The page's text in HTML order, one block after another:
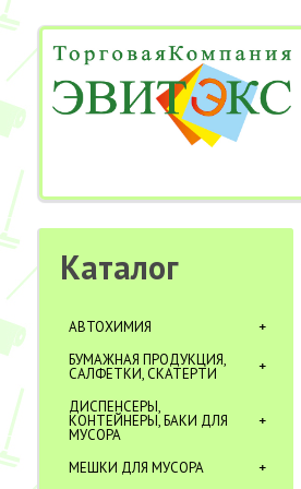
Каталог
АВТОХИМИЯ
БУМАЖНАЯ ПРОДУКЦИЯ,
САЛФЕТКИ, СКАТЕРТИ
ДИСПЕНСЕРЫ,
КОНТЕЙНЕРЫ, БАКИ ДЛЯ
МУСОРА
МЕШКИ ДЛЯ МУСОРА